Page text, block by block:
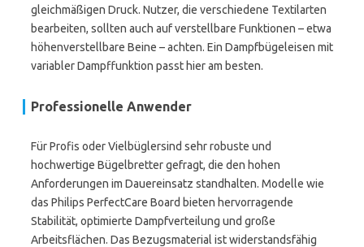
gleichmäßigen Druck. Nutzer, die verschiedene Textilarten
bearbeiten, sollten auch auf verstellbare Funktionen – etwa
höhenverstellbare Beine – achten. Ein Dampfbügeleisen mit
variabler Dampffunktion passt hier am besten.
Professionelle Anwender
Für Profis oder Vielbüglersind sehr robuste und
hochwertige Bügelbretter gefragt, die den hohen
Anforderungen im Dauereinsatz standhalten. Modelle wie
das Philips PerfectCare Board bieten hervorragende
Stabilität, optimierte Dampfverteilung und große
Arbeitsflächen. Das Bezugsmaterial ist widerstandsfähig